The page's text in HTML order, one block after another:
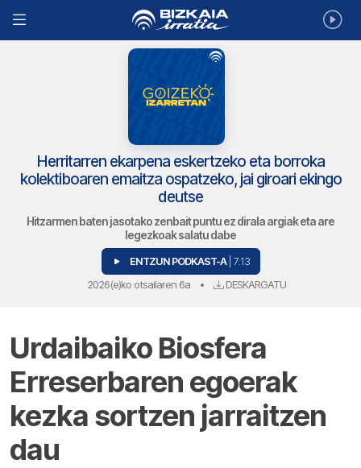
Herritarren ekarpena eskertzeko eta borroka
kolektiboaren emaitza ospatzeko, jai giroari ekingo
deutse
Hitzarmen baten jasotako zenbait puntu ez dirala argiak eta are
legezkoak salatu dabe
ENTZUN PODKAST-A | 7:13
2026(e)ko otsailaren 6a • DESKARGATU
Urdaibaiko Biosfera
Erreserbaren egoerak
kezka sortzen jarraitzen
dau